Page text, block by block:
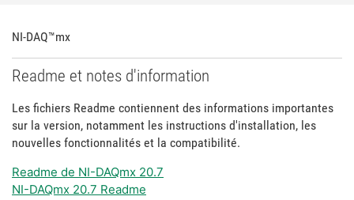
NI-DAQ™mx
Readme et notes d'information
Les fichiers Readme contiennent des informations importantes
sur la version, notamment les instructions d'installation, les
nouvelles fonctionnalités et la compatibilité.
Readme de NI-DAQmx 20.7
NI-DAQmx 20.7 Readme